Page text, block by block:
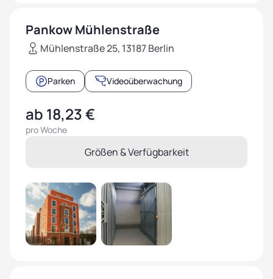
Pankow Mühlenstraße
Parken Videoüberwachung
Mühlenstraße 25, 13187 Berlin
ab 18,23 €
pro Woche
Größen & Verfügbarkeit